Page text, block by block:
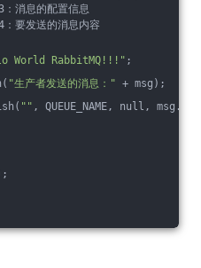
息的配置信息
发送的消息内容
World RabbitMQ!!!" ;
"生产者发送的消息：" + msg);
"" , QUEUE_NAME, null,